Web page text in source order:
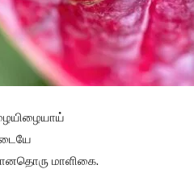
மாளிகை.